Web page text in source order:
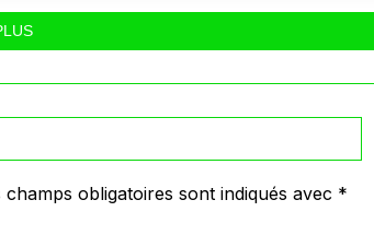
champs obligatoires sont indiqués avec *